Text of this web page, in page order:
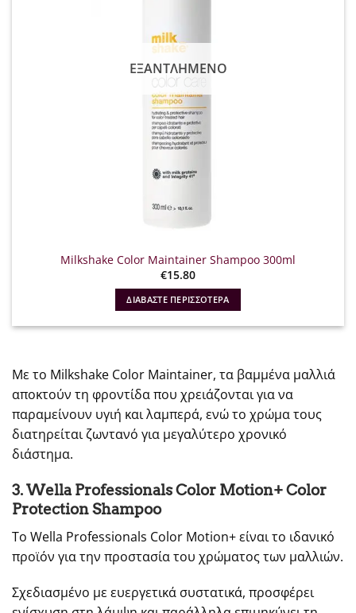
ΕΞΑΝΤΛΗΜΈΝΟ
Milkshake Color Maintainer Shampoo 300ml
€15.80
ΔΙΑΒΆΣΤΕ ΠΕΡΙΣΣΌΤΕΡΑ
Με το Milkshake Color Maintainer, τα βαμμένα μαλλιά
αποκτούν τη φροντίδα που χρειάζονται για να
παραμείνουν υγιή και λαμπερά, ενώ το χρώμα τους
διατηρείται ζωντανό για μεγαλύτερο χρονικό
διάστημα.
3. Wella Professionals Color Motion+ Color
Protection Shampoo
Το Wella Professionals Color Motion+ είναι το ιδανικό
προϊόν για την προστασία του χρώματος των μαλλιών.
Σχεδιασμένο με ευεργετικά συστατικά, προσφέρει